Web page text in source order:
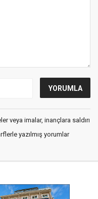
veya imalar, inançlara saldırı
yazılmış yorumlar